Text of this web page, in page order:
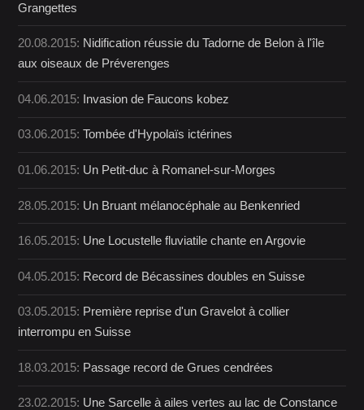
Grangettes
20.08.2015: Nidification réussie du Tadorne de Belon à l'île
aux oiseaux de Préverenges
04.06.2015: Invasion de Faucons kobez
03.06.2015:Tombée d'Hypolaïs ictérines
01.06.2015: Un Petit-duc à Romanel-sur-Morges
28.05.2015: Un Bruant mélanocéphale au Benkenried
16.05.2015: Une Locustelle fluviatile chante en Argovie
04.05.2015: Record de Bécassines doubles en Suisse
03.05.2015: Première reprise d'un Gravelot à collier
interrompu en Suisse
18.03.2015: Passage record de Grues cendrées
23.02.2015: Une Sarcelle à ailes vertes au lac de Constance